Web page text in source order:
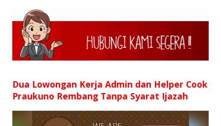
HOME
SMP
D3
Dua Lowongan Kerja Admin dan Helper Cook
Praukuno Rembang Tanpa Syarat Ijazah